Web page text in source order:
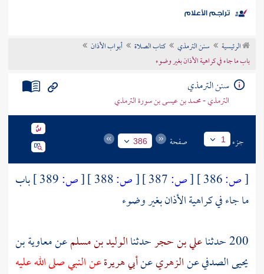
موضوعي
تراجم الأعلام
الرئيسية سنن الترمذي كتاب الصلاة
أبواب الأذان
باب ما جاء في كراهية الأذان بغير وضوء
سنن الترمذي
الترمذي - محمد بن عيسى بن سورة الترمذي
جزء 1 صفحة 386
[ص: [ص: [ص: [ص:
باب
ما جاء في كراهية الأذان بغير وضوء
200 حدثنا
علي بن حجرحدثناالوليد بن مسلمعنمعاوية بن
يحيى الصدفيعنالزهريعنأبي هريرةعن النبي صلى الله عليه